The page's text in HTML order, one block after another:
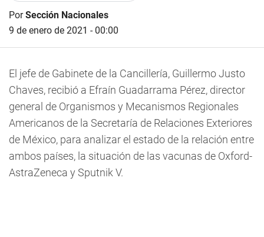
PorSección Nacionales
9 de enero de 2021 - 00:00
El jefe de Gabinete de la Cancillería, Guillermo Justo
Chaves, recibió a Efraín Guadarrama Pérez, director
general de Organismos y Mecanismos Regionales
Americanos de la Secretaría de Relaciones Exteriores
de México, para analizar el estado de la relación entre
ambos países, la situación de las vacunas de Oxford-
AstraZeneca y Sputnik V.